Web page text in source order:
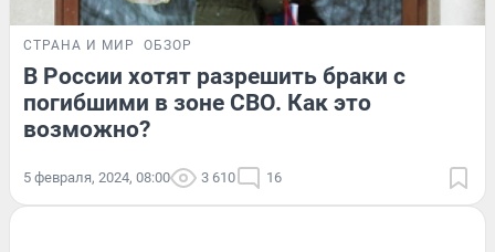
СТРАНА И МИР ОБЗОР
В России хотят разрешить браки с
погибшими в зоне СВО. Как это
возможно?
5 февраля, 2024, 08:00 3 610 16